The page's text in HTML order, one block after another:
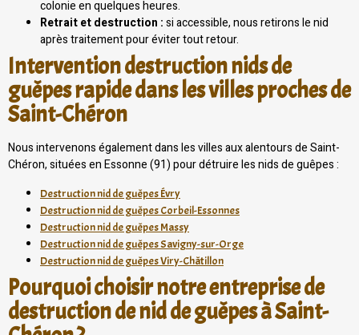
colonie en quelques heures.
Retrait et destruction :si accessible, nous retirons le nid
après traitement pour éviter tout retour.
Intervention destruction nids de
guêpes rapide dans les villes proches de
Saint-Chéron
Nous intervenons également dans les villes aux alentours de Saint-
Chéron, situées en Essonne (91) pour détruire les nids de guêpes :
Destruction nid de guêpes Évry
Destruction nid de guêpes Corbeil-Essonnes
Destruction nid de guêpes Massy
Destruction nid de guêpes Savigny-sur-Orge
Destruction nid de guêpes Viry-Châtillon
Pourquoi choisir notre entreprise de
destruction de nid de guêpes à Saint-